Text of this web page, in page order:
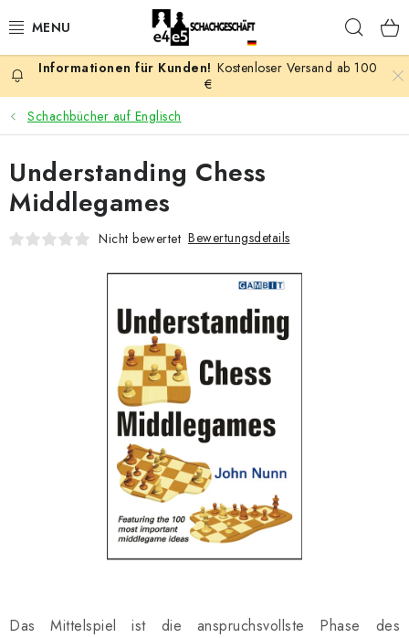
Inhalt
AKTION
SCHACHSPIELE
SCHACHFIGUREN
SCHACHBRETTER
SCHACHUHREN
SCHACH-ANTIQUITÄTENLADEN
SCHACH ONLINE
SCHACH-MERCH
SCHACH GESCHENKE
GESCHÄFTSBEDINGUNGEN
Kostenloser Versand ab 100
€
Schachbücher auf Englisch
Das Mittelspiel ist die anspruchsvollste Phase des
Understanding Chess
Middlegames
Nicht bewertet Bewertungsdetails